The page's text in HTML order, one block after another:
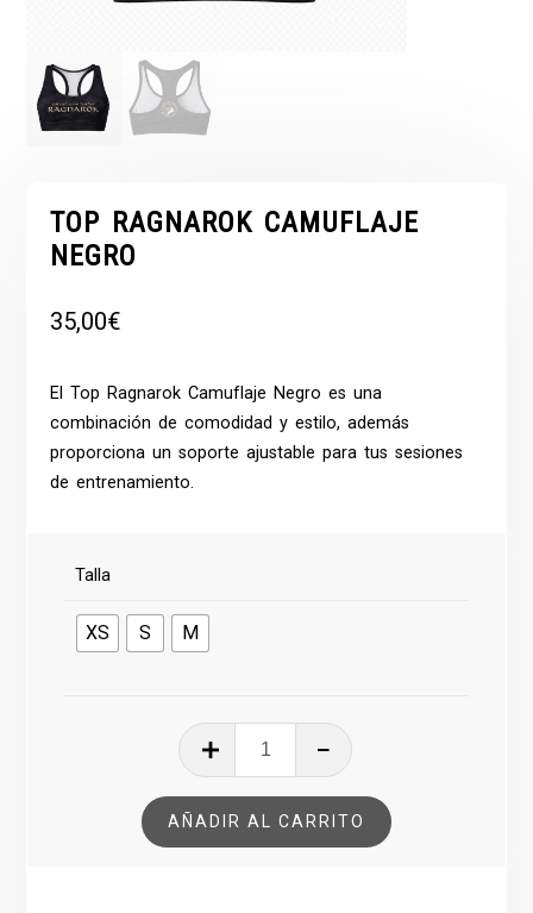
TOP RAGNAROK CAMUFLAJE
NEGRO
35,00€
ElTop Ragnarok Camuflaje Negro es una
combinación de comodidad y estilo, además
proporciona un soporte ajustable para tus sesiones
de entrenamiento.
Talla
XS S M
RAGNAROK
CAMUFLAJE
NEGRO
AÑADIR AL CARRITO